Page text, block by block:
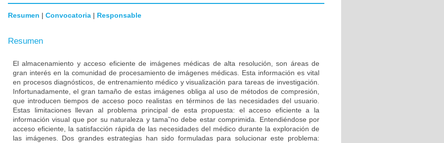
Resumen | Convocatoria | Responsable
Resumen
El almacenamiento y acceso eficiente de imágenes médicas de alta resolución, son áreas de
gran interés en la comunidad de procesamiento de imágenes médicas. Esta información es vital
en procesos diagnósticos, de entrenamiento médico y visualización para tareas de investigación.
Infortunadamente, el gran tamaño de estas imágenes obliga al uso de métodos de compresión,
que introducen tiempos de acceso poco realistas en términos de las necesidades del usuario.
Estas limitaciones llevan al problema principal de esta propuesta: el acceso eficiente a la
información visual que por su naturaleza y tama˜no debe estar comprimida. Entendiéndose por
acceso eficiente, la satisfacción rápida de las necesidades del médico durante la exploración de
las imágenes. Dos grandes estrategias han sido formuladas para solucionar este problema: